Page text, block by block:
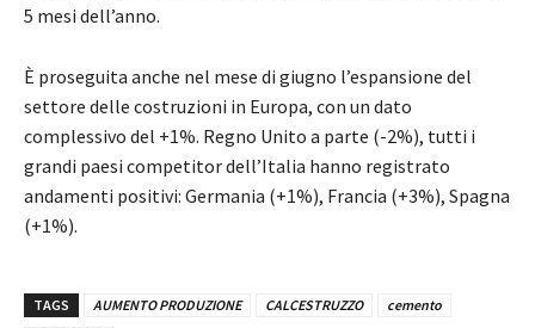
5 mesi dell’anno.
È proseguita anche nel mese di giugno l’espansione del
settore delle costruzioni in Europa, con un dato
complessivo del +1%. Regno Unito a parte (-2%), tutti i
grandi paesi competitor dell’Italia hanno registrato
andamenti positivi: Germania (+1%), Francia (+3%), Spagna
(+1%).
TAGS AUMENTO PRODUZIONE CALCESTRUZZO
cemento